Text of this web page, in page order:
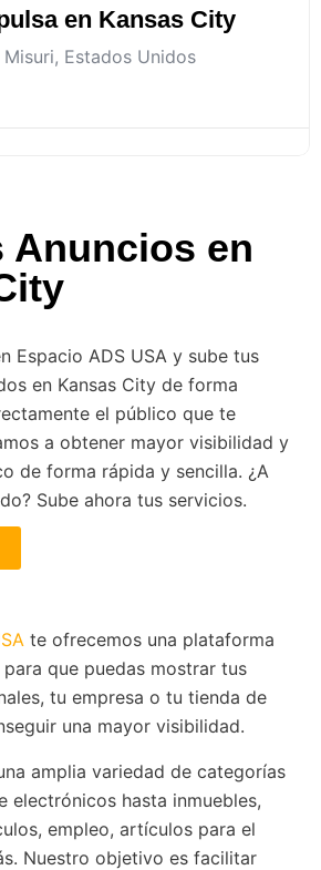
en Kansas City
Misuri, Estados Unidos
Anuncios en
Espacio ADS USA y sube tus
en Kansas City de forma
el público que te
a obtener mayor visibilidad y
de forma rápida y sencilla. ¿A
Sube ahora tus servicios.
te ofrecemos una plataforma
que puedas mostrar tus
tu empresa o tu tienda de
una mayor visibilidad.
amplia variedad de categorías
electrónicos hasta inmuebles,
empleo, artículos para el
Nuestro objetivo es facilitar